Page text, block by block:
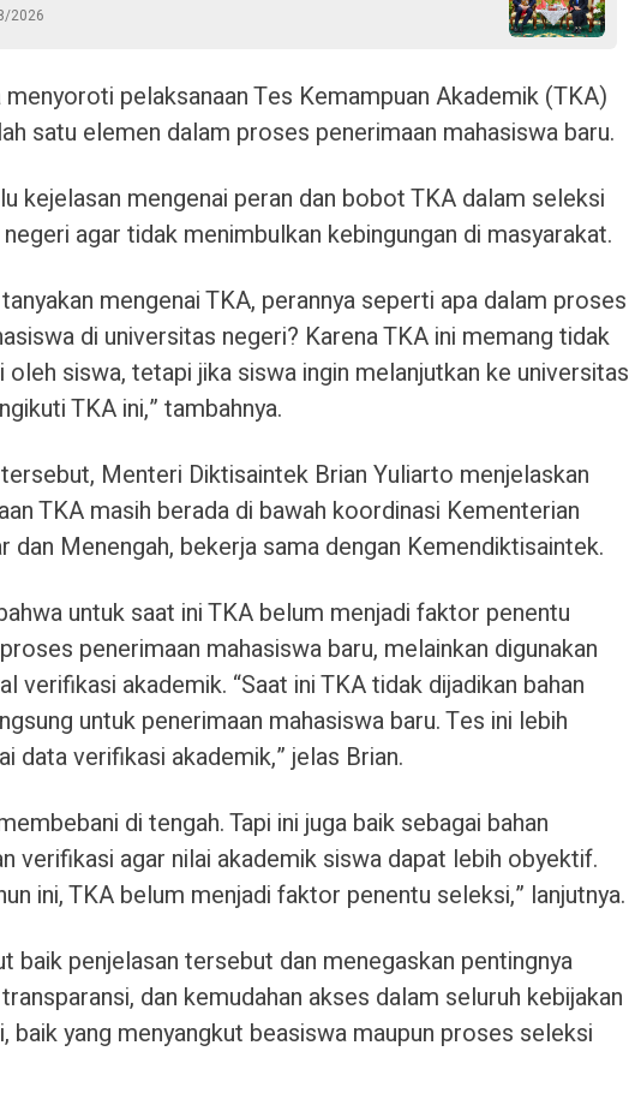
2026
menyoroti pelaksanaan Tes Kemampuan Akademik (TKA)
satu elemen dalam proses penerimaan mahasiswa baru.
kejelasan mengenai peran dan bobot TKA dalam seleksi
agar tidak menimbulkan kebingungan di masyarakat.
tanyakan mengenai TKA, perannya seperti apa dalam proses
di universitas negeri? Karena TKA ini memang tidak
oleh siswa, tetapi jika siswa ingin melanjutkan ke universitas
TKA ini,” tambahnya.
Menteri Diktisaintek Brian Yuliarto menjelaskan
TKA masih berada di bawah koordinasi Kementerian
dan Menengah, bekerja sama dengan Kemendiktisaintek.
untuk saat ini TKA belum menjadi faktor penentu
penerimaan mahasiswa baru, melainkan digunakan
verifikasi akademik. “Saat ini TKA tidak dijadikan bahan
untuk penerimaan mahasiswa baru. Tes ini lebih
data verifikasi akademik,” jelas Brian.
di tengah. Tapi ini juga baik sebagai bahan
verifikasi agar nilai akademik siswa dapat lebih obyektif.
ini, TKA belum menjadi faktor penentu seleksi,” lanjutnya.
baik penjelasan tersebut dan menegaskan pentingnya
dan kemudahan akses dalam seluruh kebijakan
baik yang menyangkut beasiswa maupun proses seleksi